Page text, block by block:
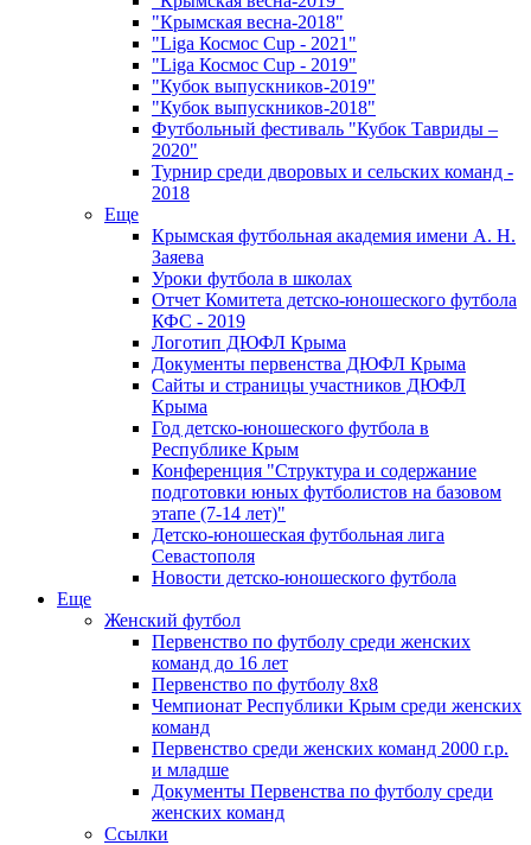
"Крымская весна-2018"
"Liga Космос Cup - 2021"
"Liga Космос Cup - 2019"
"Кубок выпускников-2019"
"Кубок выпускников-2018"
Футбольный фестиваль "Кубок Тавриды –
2020"
Турнир среди дворовых и сельских команд -
2018
Еще
Крымская футбольная академия имени А. Н.
Заяева
Уроки футбола в школах
Отчет Комитета детско-юношеского футбола
КФС - 2019
Логотип ДЮФЛ Крыма
Документы первенства ДЮФЛ Крыма
Сайты и страницы участников ДЮФЛ
Крыма
Год детско-юношеского футбола в
Республике Крым
Конференция "Структура и содержание
подготовки юных футболистов на базовом
этапе (7-14 лет)"
Детско-юношеская футбольная лига
Севастополя
Новости детско-юношеского футбола
Еще
Женский футбол
Первенство по футболу среди женских
команд до 16 лет
Первенство по футболу 8х8
Чемпионат Республики Крым среди женских
команд
Первенство среди женских команд 2000 г.р.
и младше
Документы Первенства по футболу среди
женских команд
Ссылки